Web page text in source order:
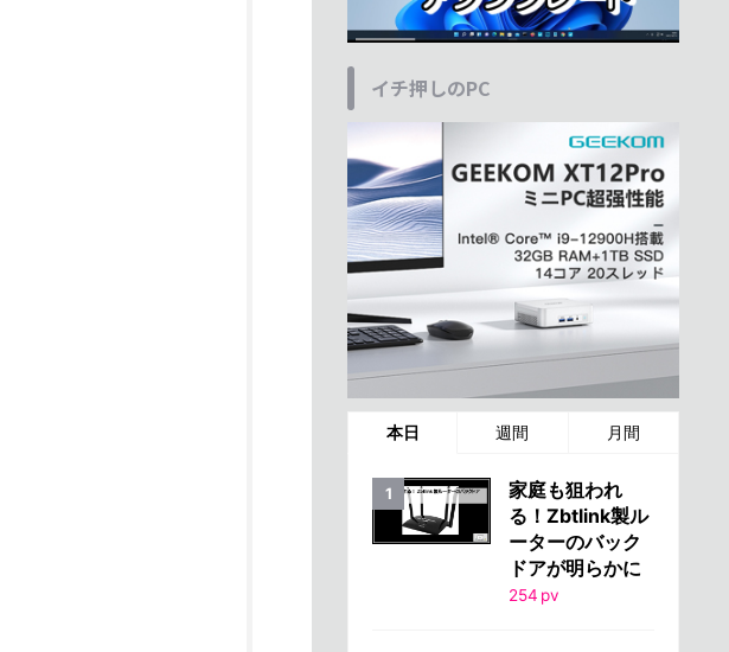
イチ押しのPC
本日 週間 月間
家庭も狙われ
る！Zbtlink製ル
ーターのバック
ドアが明らかに
254 pv